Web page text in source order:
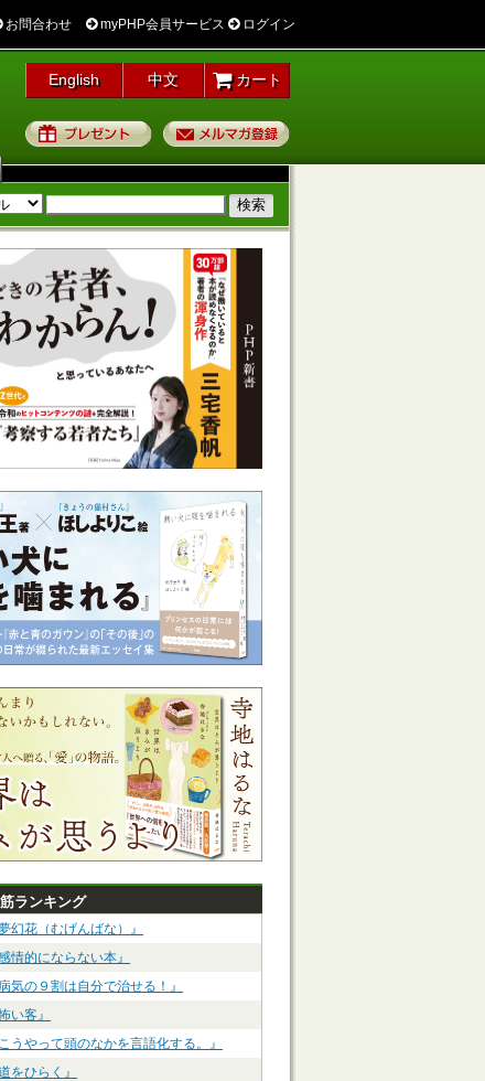
お問合わせ myPHP会員サービス ログイン
English 中文 カート
プレゼント
ランキング
夢幻花（むげんばな）』
感情的にならない本』
病気の９割は自分で治せる！』
怖い客』
こうやって頭のなかを言語化する。』
道をひらく』